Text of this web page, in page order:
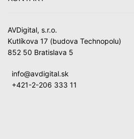
AVDigital, s.r.o.
Kutlíkova 17 (budova Technopolu)
852 50 Bratislava 5
info@avdigital.sk
+421-2-206 333 11